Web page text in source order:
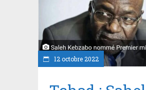
12 octobre 2022